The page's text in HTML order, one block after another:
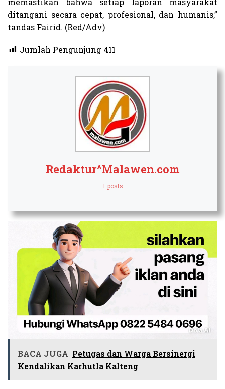
ditangani secara cepat, profesional, dan humanis,”
tandas Fairid. (Red/Adv)
Jumlah Pengunjung 411
Redaktur^Malawen.com
+ posts
BACA JUGA Petugas dan Warga Bersinergi
Kendalikan Karhutla Kalteng